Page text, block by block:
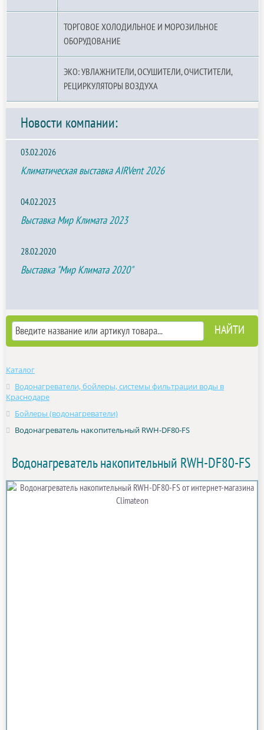
ТОРГОВОЕ ХОЛОДИЛЬНОЕ И МОРОЗИЛЬНОЕ
ОБОРУДОВАНИЕ
ЭКО: УВЛАЖНИТЕЛИ, ОСУШИТЕЛИ, ОЧИСТИТЕЛИ,
РЕЦИРКУЛЯТОРЫ ВОЗДУХА
Новости компании:
03.02.2026
Климатическая выставка AIRVent 2026
04.02.2023
Выставка Мир Климата 2023
28.02.2020
Выставка "Мир Климата 2020"
Каталог
Водонагреватели, бойлеры, системы фильтрации воды в
Краснодаре
Бойлеры (водонагреватели)
Водонагреватель накопительный RWH-DF80-FS
Водонагреватель накопительный RWH-DF80-FS